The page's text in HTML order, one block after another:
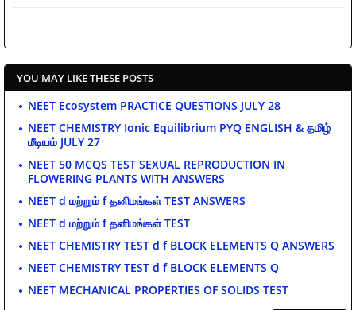
YOU MAY LIKE THESE POSTS
NEET Ecosystem PRACTICE QUESTIONS JULY 28
NEET CHEMISTRY Ionic Equilibrium PYQ ENGLISH & தமிழ்
மீடியம் JULY 27
NEET 50 MCQS TEST SEXUAL REPRODUCTION IN
FLOWERING PLANTS WITH ANSWERS
NEET d மற்றும் f தனிமங்கள் TEST ANSWERS
NEET d மற்றும் f தனிமங்கள் TEST
NEET CHEMISTRY TEST d f BLOCK ELEMENTS Q ANSWERS
NEET CHEMISTRY TEST d f BLOCK ELEMENTS Q
NEET MECHANICAL PROPERTIES OF SOLIDS TEST